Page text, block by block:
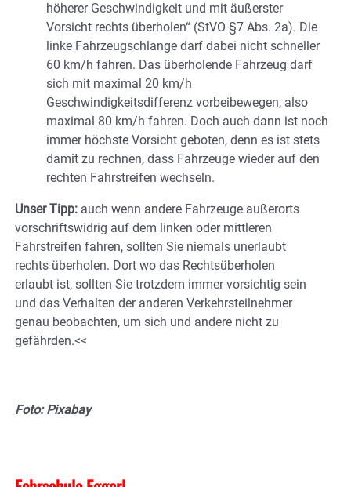
höherer Geschwindigkeit und mit äußerster
Vorsicht rechts überholen“ (StVO §7 Abs. 2a). Die
linke Fahrzeugschlange darf dabei nicht schneller
60 km/h fahren. Das überholende Fahrzeug darf
sich mit maximal 20 km/h
Geschwindigkeitsdifferenz vorbeibewegen, also
maximal 80 km/h fahren. Doch auch dann ist noch
immer höchste Vorsicht geboten, denn es ist stets
damit zu rechnen, dass Fahrzeuge wieder auf den
rechten Fahrstreifen wechseln.
Unser Tipp: auch wenn andere Fahrzeuge außerorts
vorschriftswidrig auf dem linken oder mittleren
Fahrstreifen fahren, sollten Sie niemals unerlaubt
rechts überholen. Dort wo das Rechtsüberholen
erlaubt ist, sollten Sie trotzdem immer vorsichtig sein
und das Verhalten der anderen Verkehrsteilnehmer
genau beobachten, um sich und andere nicht zu
gefährden.<<
Foto: Pixabay